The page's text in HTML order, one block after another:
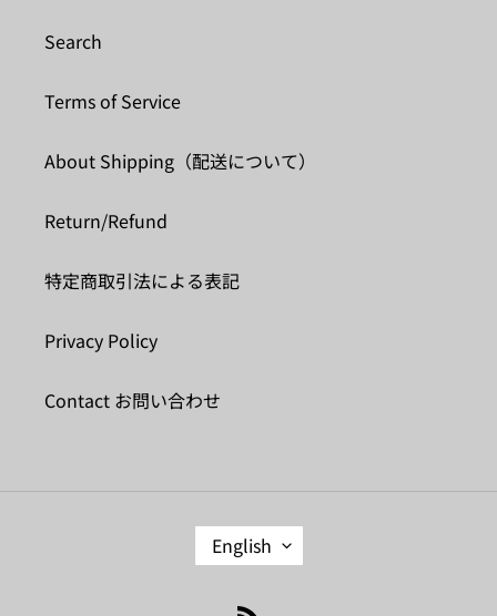
Search
Terms of Service
About Shipping（配送について）
Return/Refund
特定商取引法による表記
Privacy Policy
Contact お問い合わせ
L
A English